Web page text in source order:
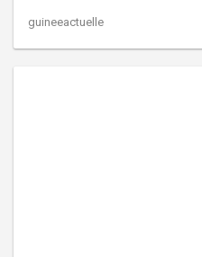
guineeactuelle